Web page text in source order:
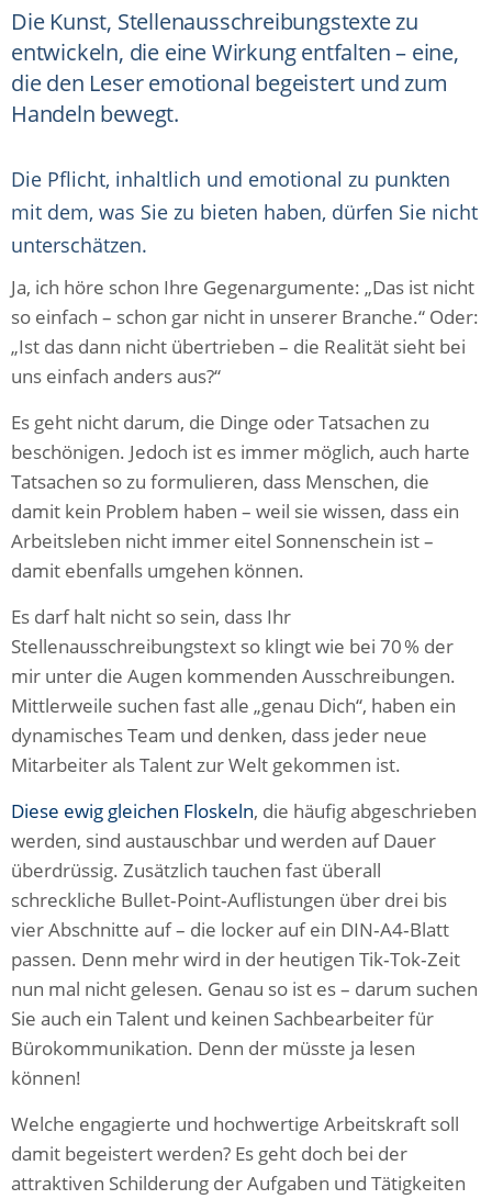
Die Kunst, Stellenausschreibungstexte zu
entwickeln, die eine Wirkung entfalten – eine,
die den Leser emotional begeistert und zum
Handeln bewegt.
Die Pflicht, inhaltlich und emotional zu punkten
mit dem, was Sie zu bieten haben, dürfen Sie nicht
unterschätzen.
Ja, ich höre schon Ihre Gegenargumente: „Das ist nicht
so einfach – schon gar nicht in unserer Branche.“ Oder:
„Ist das dann nicht übertrieben – die Realität sieht bei
uns einfach anders aus?“
Es geht nicht darum, die Dinge oder Tatsachen zu
beschönigen. Jedoch ist es immer möglich, auch harte
Tatsachen so zu formulieren, dass Menschen, die
damit kein Problem haben – weil sie wissen, dass ein
Arbeitsleben nicht immer eitel Sonnenschein ist –
damit ebenfalls umgehen können.
Es darf halt nicht so sein, dass Ihr
Stellenausschreibungstext so klingt wie bei 70 % der
mir unter die Augen kommenden Ausschreibungen.
Mittlerweile suchen fast alle „genau Dich“, haben ein
dynamisches Team und denken, dass jeder neue
Mitarbeiter als Talent zur Welt gekommen ist.
Diese ewig gleichen Floskeln, die häufig abgeschrieben
werden, sind austauschbar und werden auf Dauer
überdrüssig. Zusätzlich tauchen fast überall
schreckliche Bullet‑Point‑Auflistungen über drei bis
vier Abschnitte auf – die locker auf ein DIN‑A4‑Blatt
passen. Denn mehr wird in der heutigen Tik‑Tok‑Zeit
nun mal nicht gelesen. Genau so ist es – darum suchen
Sie auch ein Talent und keinen Sachbearbeiter für
Bürokommunikation. Denn der müsste ja lesen
können!
Welche engagierte und hochwertige Arbeitskraft soll
damit begeistert werden? Es geht doch bei der
attraktiven Schilderung der Aufgaben und Tätigkeiten